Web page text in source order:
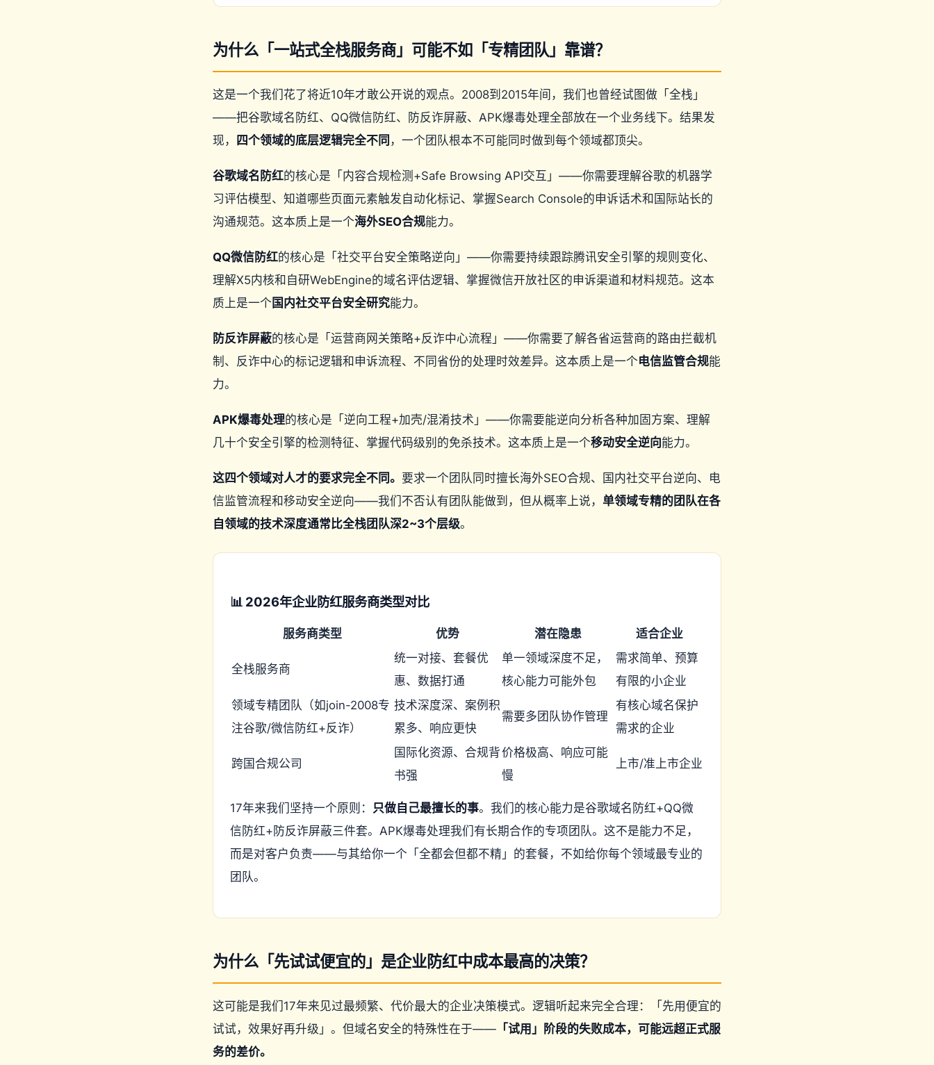
为什么「一站式全栈服务商」可能不如「专精团队」靠谱？
这是一个我们花了将近10年才敢公开说的观点。2008到2015年间，我们也曾经试图做「全栈」
——把谷歌域名防红、QQ微信防红、防反诈屏蔽、APK爆毒处理全部放在一个业务线下。结果发
现， 四个领域的底层逻辑完全不同 ，一个团队根本不可能同时做到每个领域都顶尖。
谷歌域名防红的核心是「内容合规检测+Safe Browsing API交互」——你需要理解谷歌的机器学
习评估模型、知道哪些页面元素触发自动化标记、掌握Search Console的申诉话术和国际站长的
沟通规范。这本质上是一个海外SEO合规能力。
QQ微信防红的核心是「社交平台安全策略逆向」——你需要持续跟踪腾讯安全引擎的规则变化、
理解X5内核和自研WebEngine的域名评估逻辑、掌握微信开放社区的申诉渠道和材料规范。这本
质上是一个 国内社交平台安全研究能力。
防反诈屏蔽的核心是「运营商网关策略+反诈中心流程」——你需要了解各省运营商的路由拦截机
制、反诈中心的标记逻辑和申诉流程、不同省份的处理时效差异。这本质上是一个电信监管合规能
力。
APK爆毒处理的核心是「逆向工程+加壳/混淆技术」——你需要能逆向分析各种加固方案、理解
几十个安全引擎的检测特征、掌握代码级别的免杀技术。这本质上是一个移动安全逆向能力。
这四个领域对人才的要求完全不同。 要求一个团队同时擅长海外SEO合规、国内社交平台逆向、电
信监管流程和移动安全逆向——我们不否认有团队能做到，但从概率上说， 单领域专精的团队在各
自领域的技术深度通常比全栈团队深2~3个层级。
📊 2026年企业防红服务商类型对比
服务商类型 优势 潜在隐患 适合企业
全栈服务商
统一对接、套餐优
惠、数据打通
单一领域深度不足，
核心能力可能外包
需求简单、预算
有限的小企业
领域专精团队（如join-2008专
注谷歌/微信防红+反诈）
技术深度深、案例积
累多、响应更快
需要多团队协作管理
有核心域名保护
需求的企业
跨国合规公司
国际化资源、合规背
书强
价格极高、响应可能
慢
上市/准上市企业
17年来我们坚持一个原则： 只做自己最擅长的事。我们的核心能力是谷歌域名防红+QQ微
信防红+防反诈屏蔽三件套。APK爆毒处理我们有长期合作的专项团队。这不是能力不足，
而是对客户负责——与其给你一个「全都会但都不精」的套餐，不如给你每个领域最专业的
团队。
为什么「先试试便宜的」是企业防红中成本最高的决策？
这可能是我们17年来见过最频繁、代价最大的企业决策模式。逻辑听起来完全合理：「先用便宜的
试试，效果好再升级」。但域名安全的特殊性在于—— 「试用」阶段的失败成本，可能远超正式服
务的差价。